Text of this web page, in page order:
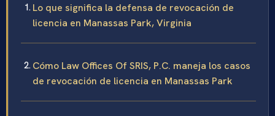
Lo que significa la defensa de revocación de
licencia en Manassas Park, Virginia
Cómo Law Offices Of SRIS, P.C. maneja los casos
de revocación de licencia en Manassas Park